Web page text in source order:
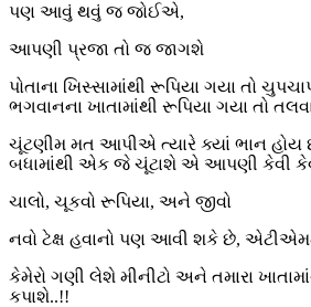
પણ આવું થવું જ જોઈએ,
આપણી પ્રજા તો જ જાગશે
પોતાના ખિસ્સામાંથી રૂપિયા ગયા તો
ભગવાનના ખાતામાંથી રૂપિયા ગયા તો
ચૂંટણીમ મત આપીએ ત્યારે ક્યાં ભાન
બધામાંથી એક જે ચૂંટાશે એ આપણી કેવી
ચાલો, ચૂકવો રૂપિયા, અને જીવો
નવો ટેક્ષ હવાનો પણ આવી શકે છે,
કેમેરો ગણી લેશે મીનીટો અને તમારા
કપાશે..!!